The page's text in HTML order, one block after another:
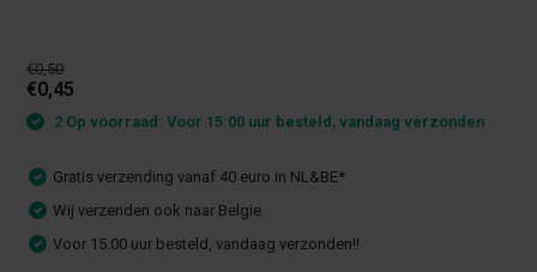
€0,50
€0,45
2 Op voorraad: Voor 15:00 uur besteld, vandaag verzonden
Gratis verzending vanaf 40 euro in NL&BE*
Wij verzenden ook naar Belgie
Voor 15.00 uur besteld, vandaag verzonden!!